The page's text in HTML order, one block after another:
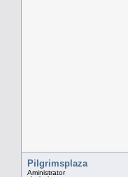
Pilgrimsplaza
Aministrator